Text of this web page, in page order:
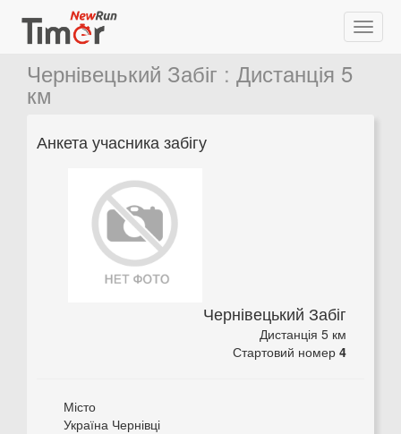
Чернівецький Забіг : Дистанція 5
км
Анкета учасника забігу
Чернівецький Забіг
Дистанція 5 км
Стартовий номер 4
Місто
Україна Чернівці